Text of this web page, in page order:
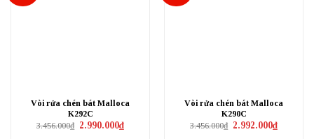
Vòi rửa chén bát Malloca
K292C
3.456.000₫ Giá
2.990.000₫Giá
hiện
Vòi rửa chén bát Malloca
K290C
3.456.000₫ Giá
2.992.000₫Giá
hiện